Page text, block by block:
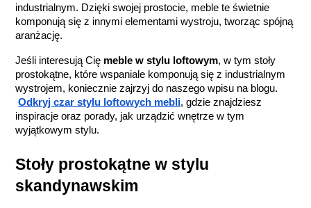
industrialnym. Dzięki swojej prostocie, meble te świetnie
komponują się z innymi elementami wystroju, tworząc spójną
aranżację.
Jeśli interesują Cię meble w stylu loftowym, w tym stoły
prostokątne, które wspaniale komponują się z industrialnym
wystrojem, koniecznie zajrzyj do naszego wpisu na blogu.
Odkryj czar stylu loftowych mebli, gdzie znajdziesz
inspiracje oraz porady, jak urządzić wnętrze w tym
wyjątkowym stylu.
Stoły prostokątne w stylu
skandynawskim